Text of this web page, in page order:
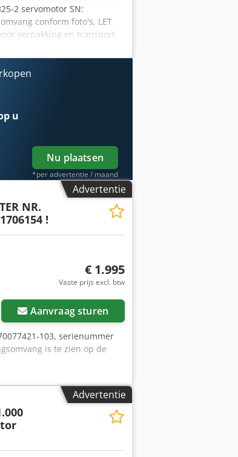
2 servomotor SN:
conform foto's, LET
verpakking en transport
u
Nu plaatsen
*per advertentie / maand
Advertentie
NR.
!
€ 1.995
Vaste prijs excl. btw
Aanvraag sturen
103, serienummer
is te zien op de
Advertentie